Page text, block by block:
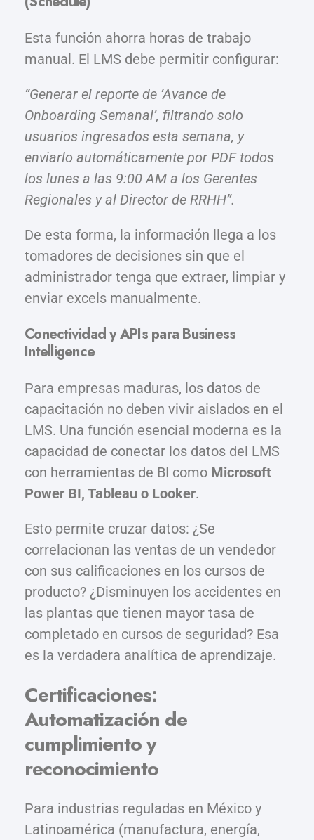
Esta función ahorra horas de trabajo
manual. El LMS debe permitir configurar:
“Generar el reporte de ‘Avance de
Onboarding Semanal’, filtrando solo
usuarios ingresados esta semana, y
enviarlo automáticamente por PDF todos
los lunes a las 9:00 AM a los Gerentes
Regionales y al Director de RRHH”.
De esta forma, la información llega a los
tomadores de decisiones sin que el
administrador tenga que extraer, limpiar y
enviar excels manualmente.
Conectividad y APIs para Business
Intelligence
Para empresas maduras, los datos de
capacitación no deben vivir aislados en el
LMS. Una función esencial moderna es la
capacidad de conectar los datos del LMS
con herramientas de BI como Microsoft
Power BI, Tableau o Looker.
Esto permite cruzar datos: ¿Se
correlacionan las ventas de un vendedor
con sus calificaciones en los cursos de
producto? ¿Disminuyen los accidentes en
las plantas que tienen mayor tasa de
completado en cursos de seguridad? Esa
es la verdadera analítica de aprendizaje.
Certificaciones:
Automatización de
cumplimiento y
reconocimiento
Para industrias reguladas en México y
Latinoamérica (manufactura, energía,